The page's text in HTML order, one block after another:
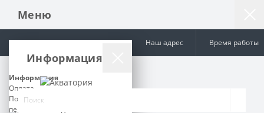
Меню
Информация
Информация
Оплата
Политика обработки
персональных данных
Наш адрес Время работы